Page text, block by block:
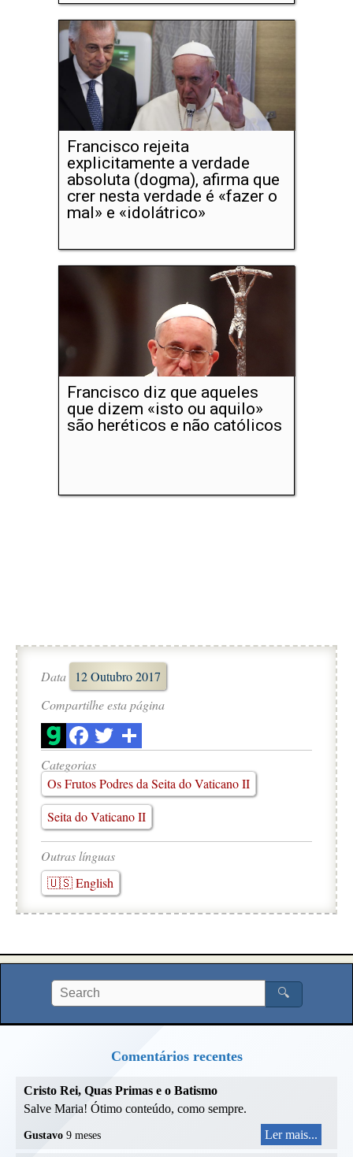
Francisco rejeita
explicitamente a verdade
absoluta (dogma), afirma que
crer nesta verdade é «fazer o
mal» e «idolátrico»
Francisco diz que aqueles
que dizem «isto ou aquilo»
são heréticos e não católicos
Data
12 Outubro 2017
Compartilhe esta página
Categorias
Os Frutos Podres da Seita do Vaticano II
Seita do Vaticano II
Outras línguas
🇺🇸 English
🔍
Comentários recentes
Cristo Rei, Quas Primas e o Batismo
Salve Maria! Ótimo conteúdo, como sempre.
Gustavo 9 meses Ler mais...